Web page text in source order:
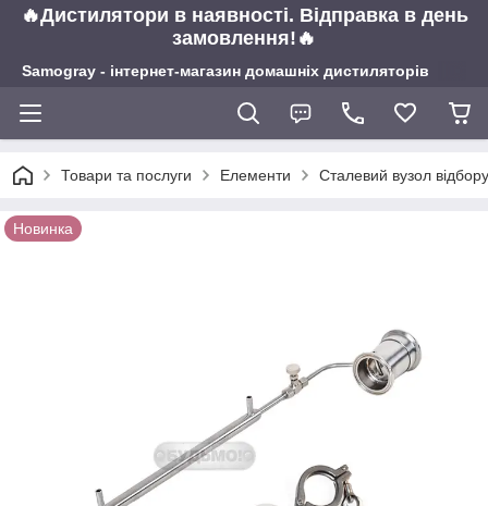
🔥Дистилятори в наявності. Відправка в день
замовлення!🔥
Samogray - інтернет-магазин домашніх дистиляторів
Товари та послуги Елементи Сталевий вузол
Новинка